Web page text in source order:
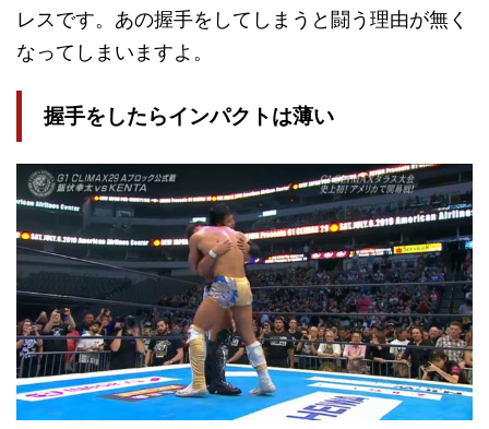
レスです。あの握手をしてしまうと闘う理由が無く
なってしまいますよ。
握手をしたらインパクトは薄い